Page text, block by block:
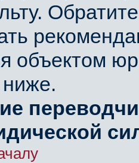
объектом